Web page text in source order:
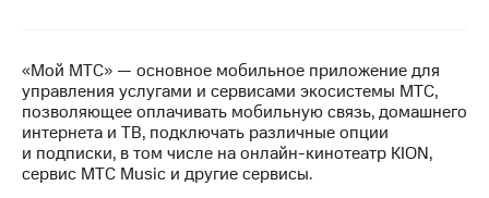
управление
Корпоративный
секретарь
Раскрытие
информации
«Мой МТС» — основное мобильное приложение для
управления услугами и сервисами экосистемы МТС,
позволяющее оплачивать мобильную связь, домашнего
интернета и ТВ, подключать различные опции
и подписки, в том числе на онлайн-кинотеатр KION,
сервис МТС Music и другие сервисы.